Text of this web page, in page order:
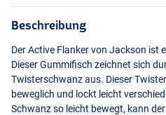
Beschreibung
Der Active Flanker von Jackson ist
Dieser Gummifisch zeichnet sich
Twisterschwanz aus. Dieser
beweglich und lockt leicht
Schwanz so leicht bewegt, kann